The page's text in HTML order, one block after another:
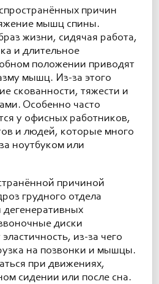
причин
мышц спины.
жизни, сидячая работа,
и длительное
положении приводят
мышц. Из-за этого
скованности, тяжести и
Особенно часто
у офисных работников,
и людей, которые много
ноутбуком или
причиной
грудного отдела
диски
из-за чего
на позвонки и мышцы.
при движениях,
сидении или после сна.